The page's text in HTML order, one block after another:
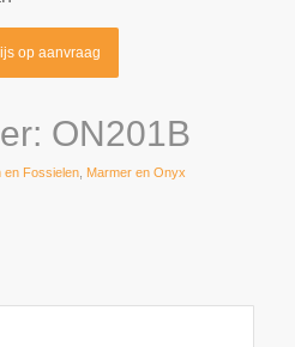
op aanvraag
ON201B
en Fossielen, Marmer en Onyx